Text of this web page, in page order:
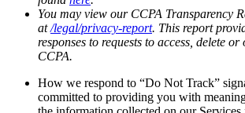
You may view our CCPA Transparency
at/legal/privacy-report. This report
responses to requests to access, delete
CCPA.
How we respond to “Do Not Track”
committed to providing you with